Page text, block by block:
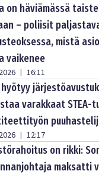
on häviämässä
– poliisit
mistä
vaikenee
| 16:11
hyötyy
varakkaat STEA-
| 12:17
on rikki:
maksatti